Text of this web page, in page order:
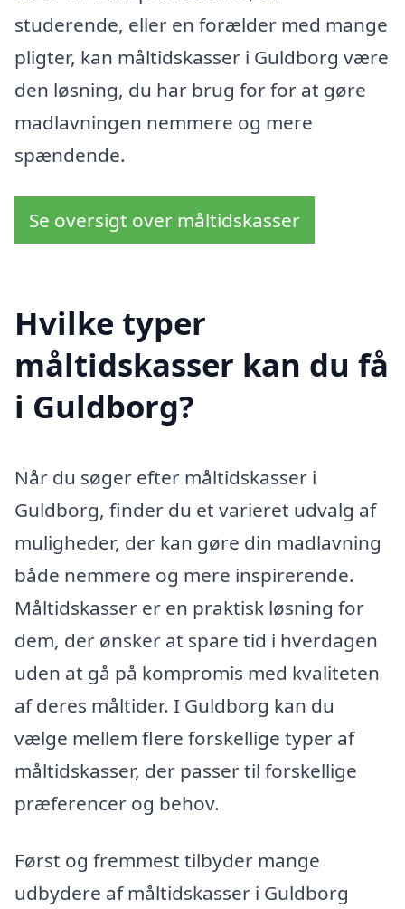
studerende, eller en forælder med mange
pligter, kan måltidskasser i Guldborg være
den løsning, du har brug for for at gøre
madlavningen nemmere og mere
spændende.
Se oversigt over måltidskasser
Hvilke typer
måltidskasser kan du få
i Guldborg?
Når du søger efter måltidskasser i
Guldborg, finder du et varieret udvalg af
muligheder, der kan gøre din madlavning
både nemmere og mere inspirerende.
Måltidskasser er en praktisk løsning for
dem, der ønsker at spare tid i hverdagen
uden at gå på kompromis med kvaliteten
af deres måltider. I Guldborg kan du
vælge mellem flere forskellige typer af
måltidskasser, der passer til forskellige
præferencer og behov.
Først og fremmest tilbyder mange
udbydere af måltidskasser i Guldborg